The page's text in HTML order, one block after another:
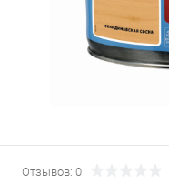
Отзывов: 0